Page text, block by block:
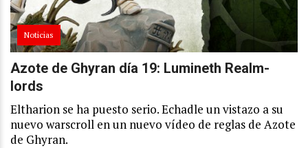
Noticias
Azote de Ghyran día 19: Lumineth Realm-
lords
Eltharion se ha puesto serio. Echadle un vistazo a su
nuevo warscroll en un nuevo vídeo de reglas de Azote
de Ghyran.